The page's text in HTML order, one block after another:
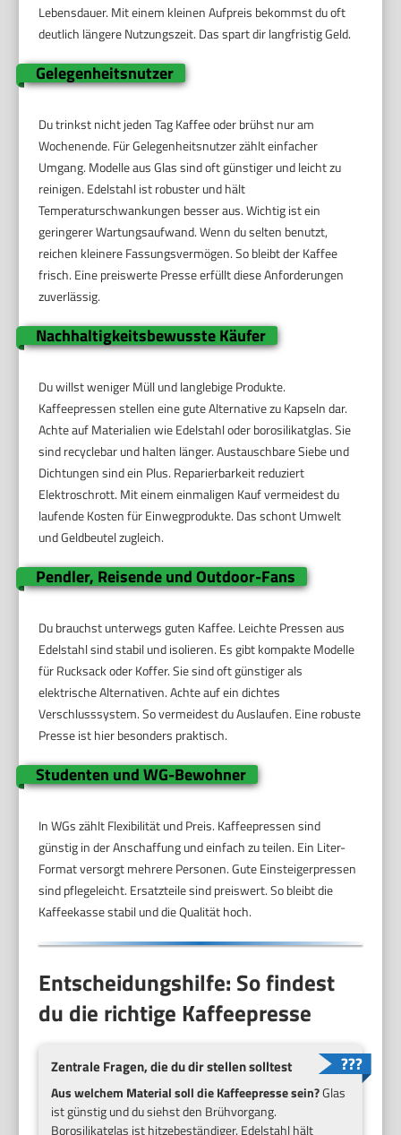
Lebensdauer. Mit einem kleinen Aufpreis bekommst du oft
deutlich längere Nutzungszeit. Das spart dir langfristig Geld.
Gelegenheitsnutzer
Du trinkst nicht jeden Tag Kaffee oder brühst nur am
Wochenende. Für Gelegenheitsnutzer zählt einfacher
Umgang. Modelle aus Glas sind oft günstiger und leicht zu
reinigen. Edelstahl ist robuster und hält
Temperaturschwankungen besser aus. Wichtig ist ein
geringerer Wartungsaufwand. Wenn du selten benutzt,
reichen kleinere Fassungsvermögen. So bleibt der Kaffee
frisch. Eine preiswerte Presse erfüllt diese Anforderungen
zuverlässig.
Nachhaltigkeitsbewusste Käufer
Du willst weniger Müll und langlebige Produkte.
Kaffeepressen stellen eine gute Alternative zu Kapseln dar.
Achte auf Materialien wie Edelstahl oder borosilikatglas. Sie
sind recyclebar und halten länger. Austauschbare Siebe und
Dichtungen sind ein Plus. Reparierbarkeit reduziert
Elektroschrott. Mit einem einmaligen Kauf vermeidest du
laufende Kosten für Einwegprodukte. Das schont Umwelt
und Geldbeutel zugleich.
Pendler, Reisende und Outdoor-Fans
Du brauchst unterwegs guten Kaffee. Leichte Pressen aus
Edelstahl sind stabil und isolieren. Es gibt kompakte Modelle
für Rucksack oder Koffer. Sie sind oft günstiger als
elektrische Alternativen. Achte auf ein dichtes
Verschlusssystem. So vermeidest du Auslaufen. Eine robuste
Presse ist hier besonders praktisch.
Studenten und WG-Bewohner
In WGs zählt Flexibilität und Preis. Kaffeepressen sind
günstig in der Anschaffung und einfach zu teilen. Ein Liter-
Format versorgt mehrere Personen. Gute Einsteigerpressen
sind pflegeleicht. Ersatzteile sind preiswert. So bleibt die
Kaffeekasse stabil und die Qualität hoch.
Entscheidungshilfe: So findest
du die richtige Kaffeepresse
Zentrale Fragen, die du dir stellen solltest
Aus welchem Material soll die Kaffeepresse sein?Glas
ist günstig und du siehst den Brühvorgang.
Borosilikatglas ist hitzebeständiger. Edelstahl hält